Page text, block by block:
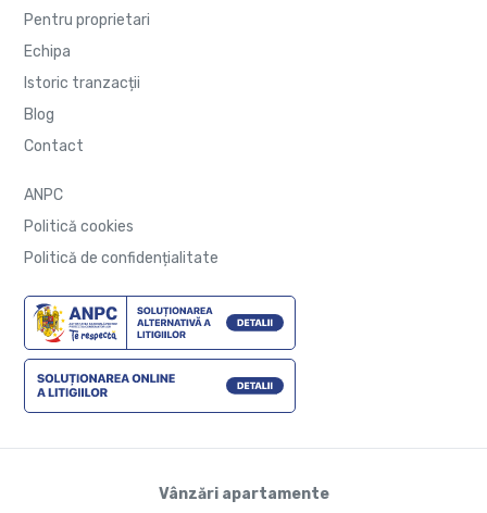
Pentru proprietari
Echipa
Istoric tranzacții
Blog
Contact
ANPC
Politică cookies
Politică de confidențialitate
Vânzări apartamente